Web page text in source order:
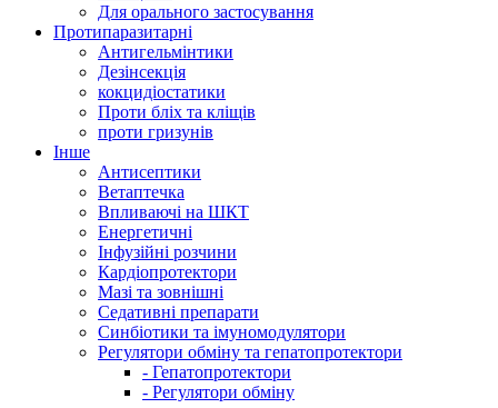
Для орального застосування
Протипаразитарні
Антигельмінтики
Дезінсекція
кокцидіостатики
Проти бліх та кліщів
проти гризунів
Інше
Антисептики
Ветаптечка
Впливаючі на ШКТ
Енергетичні
Інфузійні розчини
Кардіопротектори
Мазі та зовнішні
Седативні препарати
Синбіотики та імуномодулятори
Регулятори обміну та гепатопротектори
- Гепатопротектори
- Регулятори обміну